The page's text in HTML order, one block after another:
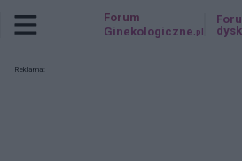
Forum
Ginekologiczne .pl
Reklama: